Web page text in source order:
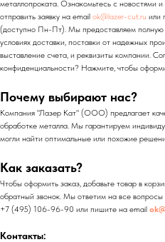
металлопроката. Ознакомьтесь с новостями
отправить заявку на email ok@lazer-cut.ru или
(доступно Пн-Пт). Мы предоставляем
условиях доставки, поставки от надежных
выставление счета, и реквизиты компании.
конфиденциальности? Нажмите, чтобы
Почему выбирают нас?
Компания "Лазер Кат" (ООО) предлагает
обработке металла. Мы гарантируем
могли найти оптимальные или похожие
Как заказать?
Чтобы оформить заказ, добавьте товар в
обратный звонок. Мы ответим на все
+7 (495) 106-96-90 или пишите на email
Контакты: